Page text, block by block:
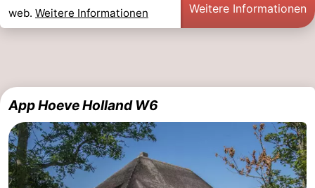
web. Weitere Informationen Weitere Informationen
App Hoeve Holland W6